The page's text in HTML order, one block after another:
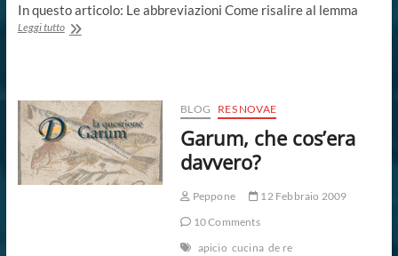
In questo articolo: Le abbreviazioni Come risalire al lemma
Leggi tuttoGuida
latino
–
1
BLOG RES NOVAE
Garum, che cos’era
davvero?
Peppone
12 Febbraio 2009
10 Comments
apicio cucina de re